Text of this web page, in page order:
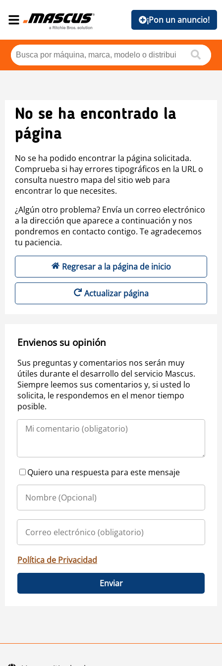
¡Pon un anuncio!
No se ha encontrado la
página
No se ha podido encontrar la página solicitada.
Comprueba si hay errores tipográficos en la URL o
consulta nuestro mapa del sitio web para
encontrar lo que necesites.
¿Algún otro problema? Envía un correo electrónico
a la dirección que aparece a continuación y nos
pondremos en contacto contigo. Te agradecemos
tu paciencia.
Regresar a la página de inicio
Actualizar página
Envienos su opinión
Sus preguntas y comentarios nos serán muy
útiles durante el desarrollo del servicio Mascus.
Siempre leemos sus comentarios y, si usted lo
solicita, le respondemos en el menor tiempo
posible.
Quiero una respuesta para este mensaje
Política de Privacidad
Enviar